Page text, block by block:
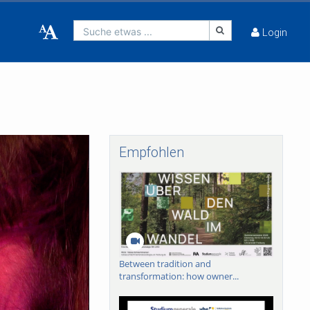
Suche etwas ... Login
Empfohlen
Between tradition and
transformation: how owner...